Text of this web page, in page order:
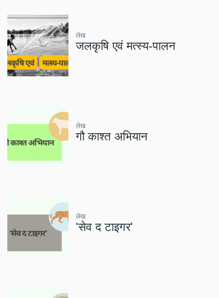
लेख
जलकृषि एवं मत्स्य-पालन
लेख
गौ काश्त अभियान
लेख
'सेव द टाइगर'